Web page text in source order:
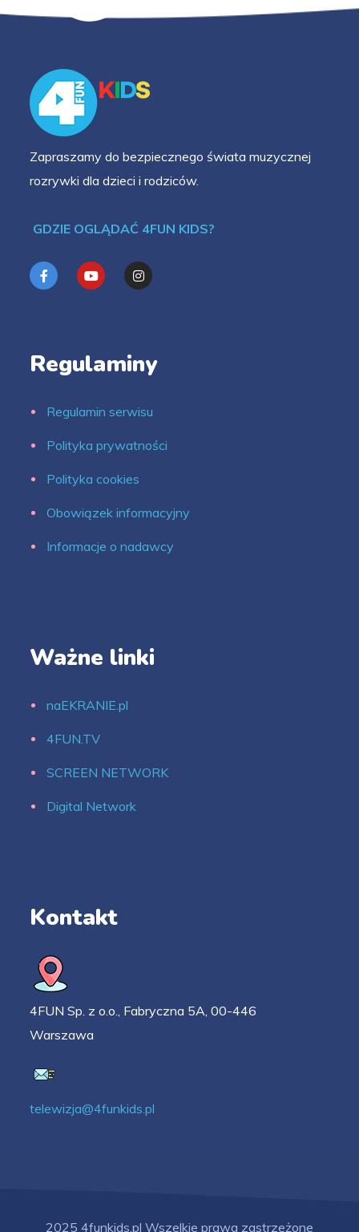
Zapraszamy do bezpiecznego świata muzycznej
rozrywki dla dzieci i rodziców.
GDZIE OGLĄDAĆ 4FUN KIDS?
Regulaminy
Regulamin serwisu
Polityka prywatności
Polityka cookies
Obowiązek informacyjny
Informacje o nadawcy
Ważne linki
naEKRANIE.pl
4FUN.TV
SCREEN NETWORK
Digital Network
Kontakt
4FUN Sp. z o.o., Fabryczna 5A, 00-446
Warszawa
telewizja@4funkids.pl
2025 4funkids.pl Wszelkie prawa zastrzeżone